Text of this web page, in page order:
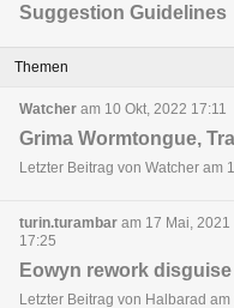
Suggestion Guidelines
Themen
Watcher am 10 Okt, 2022 17:11
Grima Wormtongue,
Letzter Beitrag von Watcher am
turin.turambar am 17 Mai, 2021
17:25
Eowyn rework
Letzter Beitrag von Halbarad